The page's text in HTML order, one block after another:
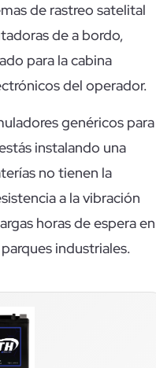
de rastreo satelital
de a bordo,
para la cabina
del operador.
genéricos para
instalando una
no tienen la
a la vibración
horas de espera en
industriales.